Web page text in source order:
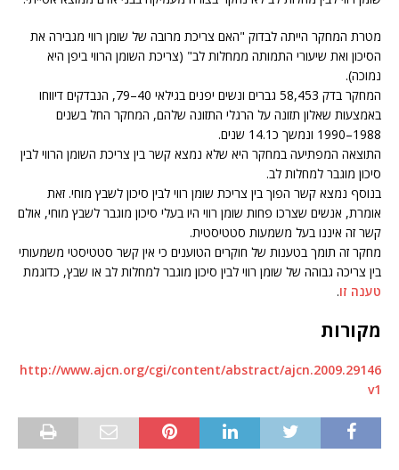
מטרת המחקר הייתה לבדוק "האם צריכת מרובה של שומן רווי מגבירה את
הסיכון ואת שיעורי התמותה ממחלות לב" (צריכת השומן הרווי ביפן היא
נמוכה).
המחקר בדק 58,453 גברים ונשים יפנים בגילאי 40–79, הנבדקים דיווחו
באמצעות שאלון תזונה על הרגלי התזונה שלהם, המחקר החל בשנים
1988–1990 ונמשך כ14.1 שנים.
התוצאה המפתיעה במחקר היא שלא נמצא קשר בין צריכת השומן הרווי לבין
סיכון מוגבר למחלות לב.
בנוסף נמצא קשר הפוך בין צריכת שומן רווי לבין סיכון לשבץ מוחי. זאת
אומרת, אנשים שצרכו פחות שומן רווי היו בעלי סיכון מוגבר לשבץ מוחי, אולם
קשר זה איננו בעל משמעות סטטיסטית.
מחקר זה תומך בטענות של חוקרים הטוענים כי אין קשר סטטיסטי משמעותי
בין צריכה גבוהה של שומן רווי לבין סיכון מוגבר למחלות לב או שבץ, כדוגמת
טענה זו.
מקורות
http://www.ajcn.org/cgi/content/abstract/ajcn.2009.29146
v1